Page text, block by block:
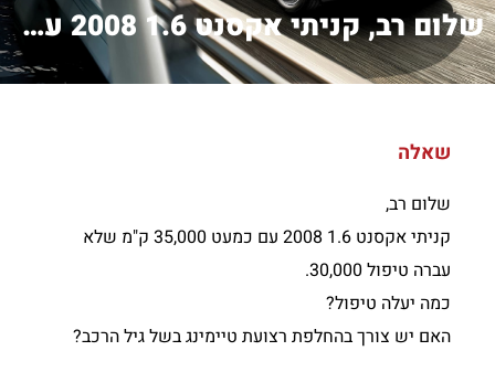
שלום רב, קניתי אקסנט 1.6 2008 עם כמע...
שאלה
שלום רב,
קניתי אקסנט 1.6 2008 עם כמעט 35,000 ק"מ שלא
עברה טיפול 30,000.
כמה יעלה טיפול?
האם יש צורך בהחלפת רצועת טיימינג בשל גיל הרכב?